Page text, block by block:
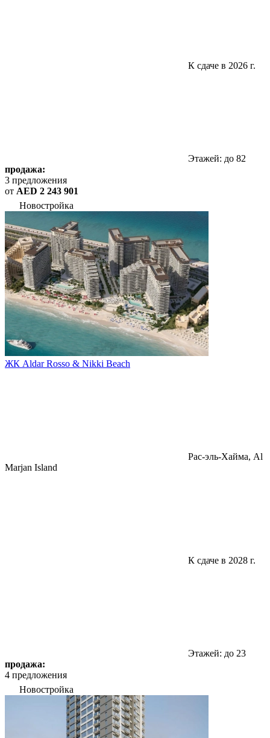
К сдаче в 2026 г.
Этажей: до 82
продажа:
3 предложения
от AED 2 243 901
Новостройка
ЖК Aldar Rosso & Nikki Beach
Pac-эль-Хайма, Al
Marjan Island
К сдаче в 2028 г.
Этажей: до 23
продажа:
4 предложения
Новостройка